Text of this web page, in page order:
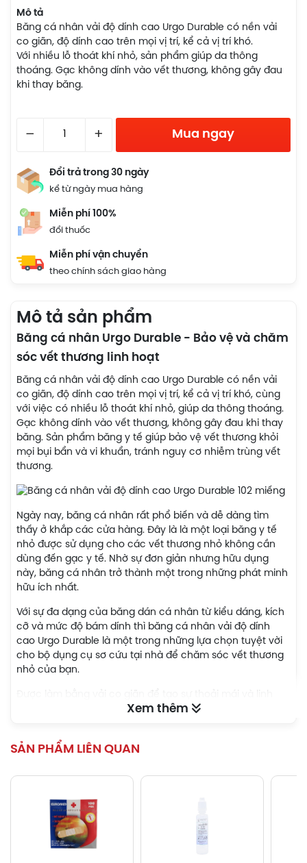
Mô tả
Băng cá nhân vải độ dính cao Urgo Durable có nền vải
co giãn, độ dính cao trên mọi vị trí, kể cả vị trí khó.
Với nhiều lỗ thoát khí nhỏ, sản phẩm giúp da thông
thoáng. Gạc không dính vào vết thương, không gây đau
khi thay băng.
– + Mua ngay
Đổi trả trong 30 ngày
kể từ ngày mua hàng
Miễn phí 100%
đổi thuốc
Miễn phí vận chuyển
theo chính sách giao hàng
Mô tả sản phẩm
Băng cá nhân Urgo Durable - Bảo vệ và chăm
sóc vết thương linh hoạt
Băng cá nhân vải độ dính cao Urgo Durable có nền vải
co giãn, độ dính cao trên mọi vị trí, kể cả vị trí khó, cùng
với việc có nhiều lỗ thoát khí nhỏ, giúp da thông thoáng.
Gạc không dính vào vết thương, không gây đau khi thay
băng. Sản phẩm băng y tế giúp bảo vệ vết thương khỏi
mọi bụi bẩn và vi khuẩn, tránh nguy cơ nhiễm trùng vết
thương.
Ngày nay, băng cá nhân rất phổ biến và dễ dàng tìm
thấy ở khắp các cửa hàng. Đây là là một loại băng y tế
nhỏ được sử dụng cho các vết thương nhỏ không cần
dùng đến gạc y tế. Nhờ sự đơn giản nhưng hữu dụng
này, băng cá nhân trở thành một trong những phát minh
hữu ích nhất.
Với sự đa dạng của băng dán cá nhân từ kiểu dáng, kích
cỡ và mức độ bám dính thì băng cá nhân vải độ dính
cao Urgo Durable là một trong những lựa chọn tuyệt vời
cho bộ dụng cụ sơ cứu tại nhà để chăm sóc vết thương
nhỏ của bạn.
hoạt, những chiếc băng Urgo Durable có thể uốn cong
trên mọi vị trí, kể cả vị trí khó. Bên trong băng dính có một
lớp gạc màu trắng, phủ lớp lưới polyethylene không dính
thay băng nhẹ nhàng mà không gây đau đớn, ngăn ngừa
Ưu điểm nổi bật của băng cá nhân vải độ
dính cao Urgo Durable
Xem thêm
SẢN PHẨM LIÊN QUAN